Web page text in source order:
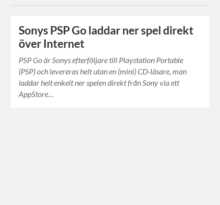
Sonys PSP Go laddar ner spel direkt
över Internet
PSP Go är Sonys efterföljare till Playstation Portable
(PSP) och levereras helt utan en (mini) CD-läsare, man
laddar helt enkelt ner spelen direkt från Sony via ett
AppStore…